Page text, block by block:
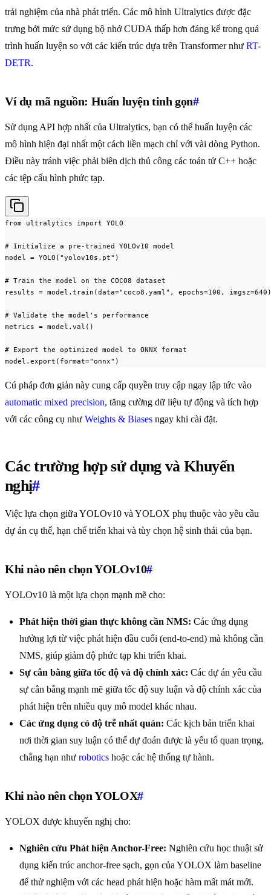
trải nghiệm của nhà phát triển. Các mô hình Ultralytics được đặc
trưng bởi mức sử dụng bộ nhớ CUDA thấp hơn đáng kể trong quá
trình huấn luyện so với các kiến trúc dựa trên Transformer như RT-
DETR.
Ví dụ mã nguồn: Huấn luyện tinh gọn#
Sử dụng API hợp nhất của Ultralytics, bạn có thể huấn luyện các
mô hình hiện đại nhất một cách liền mạch chỉ với vài dòng Python.
Điều này tránh việc phải biên dịch thủ công các toán tử C++ hoặc
các tệp cấu hình phức tạp.
from ultralytics import YOLO
# Initialize a pre-trained YOLOv10 model
model = YOLO("yolov10s.pt")
# Train the model on the COCO8 dataset
results = model.train(data="coco8.yaml", epochs=100, imgsz=640)
# Validate the model's performance
metrics = model.val()
# Export the optimized model to ONNX format
model.export(format="onnx")
Cú pháp đơn giản này cung cấp quyền truy cập ngay lập tức vào
automatic mixed precision, tăng cường dữ liệu tự động và tích hợp
với các công cụ như Weights & Biases ngay khi cài đặt.
Các trường hợp sử dụng và Khuyến
nghị#
Việc lựa chọn giữa YOLOv10 và YOLOX phụ thuộc vào yêu cầu
dự án cụ thể, hạn chế triển khai và tùy chọn hệ sinh thái của bạn.
Khi nào nên chọn YOLOv10#
YOLOv10 là một lựa chọn mạnh mẽ cho:
Phát hiện thời gian thực không cần NMS: Các ứng dụng
hưởng lợi từ việc phát hiện đầu cuối (end-to-end) mà không cần
NMS, giúp giảm độ phức tạp khi triển khai.
Sự cân bằng giữa tốc độ và độ chính xác: Các dự án yêu cầu
sự cân bằng mạnh mẽ giữa tốc độ suy luận và độ chính xác của
phát hiện trên nhiều quy mô model khác nhau.
Các ứng dụng có độ trễ nhất quán: Các kịch bản triển khai
nơi thời gian suy luận có thể dự đoán được là yếu tố quan trọng,
chẳng hạn như robotics hoặc các hệ thống tự hành.
Khi nào nên chọn YOLOX#
YOLOX được khuyến nghị cho:
Nghiên cứu Phát hiện Anchor-Free: Nghiên cứu học thuật sử
dụng kiến trúc anchor-free sạch, gọn của YOLOX làm baseline
để thử nghiệm với các head phát hiện hoặc hàm mất mát mới.